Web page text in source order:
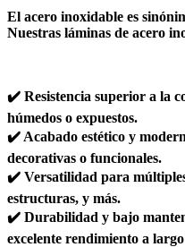
El acero inoxidable es
Nuestras láminas de acero
✔️ Resistencia superior a la
húmedos o expuestos.
✔️ Acabado estético y
decorativas o funcionales.
✔️ Versatilidad para
estructuras, y más.
✔️ Durabilidad y bajo
excelente rendimiento a